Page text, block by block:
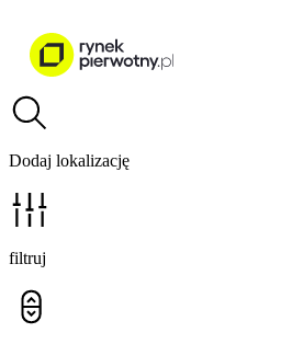
Dodaj lokalizację
filtruj